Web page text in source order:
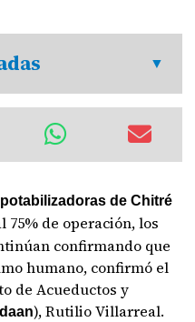
potabilizadoras de Chitré
75% de operación, los
confirmando que
humano, confirmó el
de Acueductos y
Idaan), Rutilio Villarreal.